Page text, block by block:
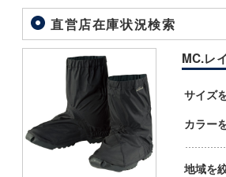
直営店在庫状況検索
MC.レ
サイズ
カラー
地域を